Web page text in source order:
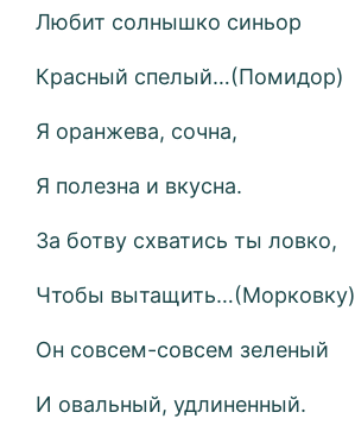
Любит солнышко синьор
Красный спелый…(Помидор)
Я оранжева, сочна,
Я полезна и вкусна.
За ботву схватись ты ловко,
Чтобы вытащить…(Морковку)
Он совсем-совсем зеленый
И овальный, удлиненный.